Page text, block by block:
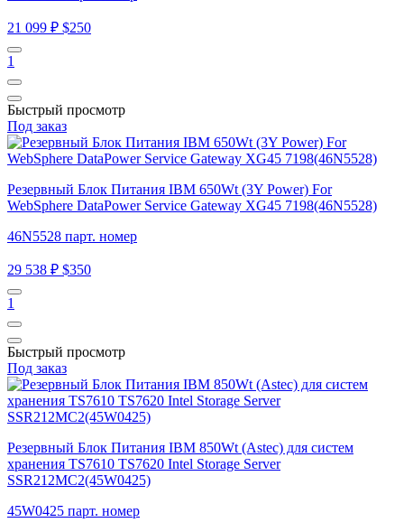
21 099 ₽ $250
1
Быстрый просмотр
Под заказ
Резервный Блок Питания IBM 650Wt (3Y Power) For
WebSphere DataPower Service Gateway XG45 7198(46N5528)
46N5528 парт. номер
29 538 ₽ $350
1
Быстрый просмотр
Под заказ
Резервный Блок Питания IBM 850Wt (Astec) для систем
хранения TS7610 TS7620 Intel Storage Server
SSR212MC2(45W0425)
45W0425 парт. номер